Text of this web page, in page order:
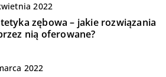
2022
zębowa – jakie rozwiązania
nią oferowane?
2022